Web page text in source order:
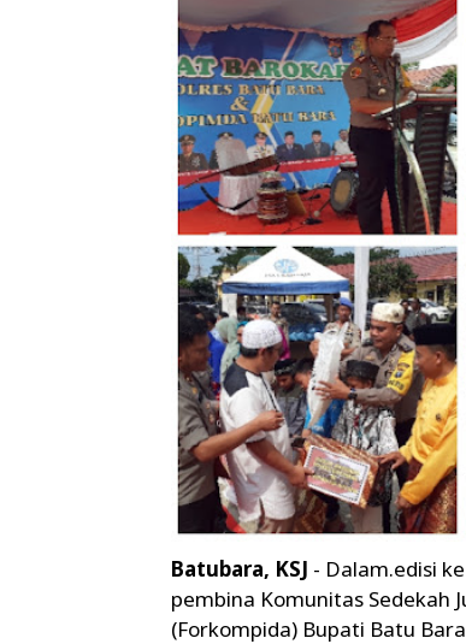
Batubara, KSJ - Dalam.edisi
pembina Komunitas Sedekah
(Forkompida) Bupati Batu